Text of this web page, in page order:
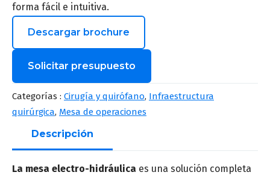
forma fácil e intuitiva.
Descargar brochure
Solicitar presupuesto
Nombre
Apellido*
Categorías : Cirugía y quirófano, Infraestructura
quirúrgica, Mesa de operaciones
Descripción
La mesa electro-hidráulica es una solución completa